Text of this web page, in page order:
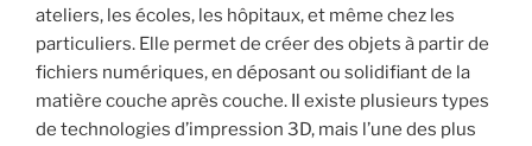
ateliers, les écoles, les hôpitaux, et même chez les
particuliers. Elle permet de créer des objets à partir de
fichiers numériques, en déposant ou solidifiant de la
matière couche après couche. Il existe plusieurs types
de technologies d’impression 3D, mais l’une des plus